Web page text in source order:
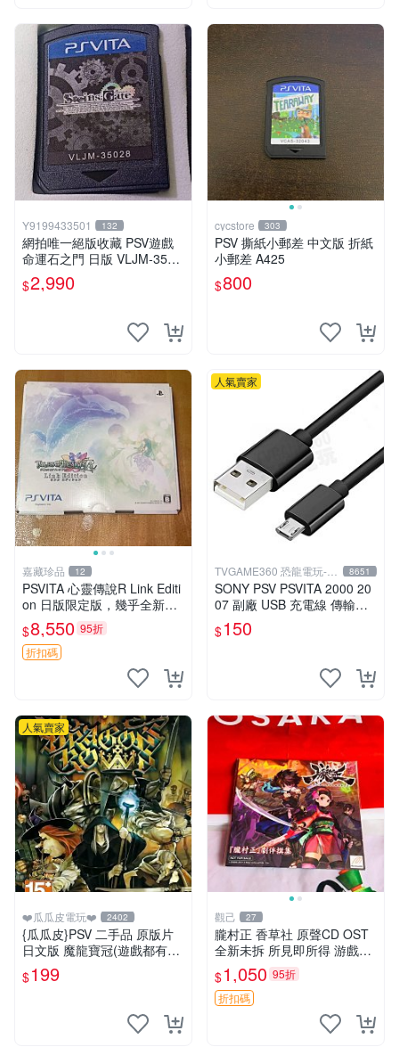
Y9199433501 132
網拍唯一絕版收藏 PSV遊戲
命運石之門 日版 VLJM-3502
$2,990
cycstore 303
PSV 撕紙小郵差 中文版 折紙
小郵差 A425
$800
嘉藏珍品 12
PSVITA 心靈傳說R Link Editi
on 日版限定版，幾乎全新，
配件齊全，原裝包裝盒，說明
書，底座，掛件，布袋，卡都
在，游戲光盤已拆封但保存
$8,550 95折
折扣碼
人氣賣家
TVGAME360 恐龍電玩-台
中店
8651
SONY PSV PSVITA 2000 20
07 副廠 USB 充電線 傳輸線
數據線 裸裝【台中恐龍電
玩】
$150
人氣賣家
❤️瓜瓜皮電玩❤️ 2402
{瓜瓜皮}PSV 二手品 原版片
日文版 魔龍寶冠(遊戲都有回
收)
$199
觀己 27
朧村正 香草社 原聲CD OST
全新未拆 所見即所得 游戲特
典嚴選 限定收藏 OST CD 游
戲特典 村正OST
$1,050 95折
折扣碼